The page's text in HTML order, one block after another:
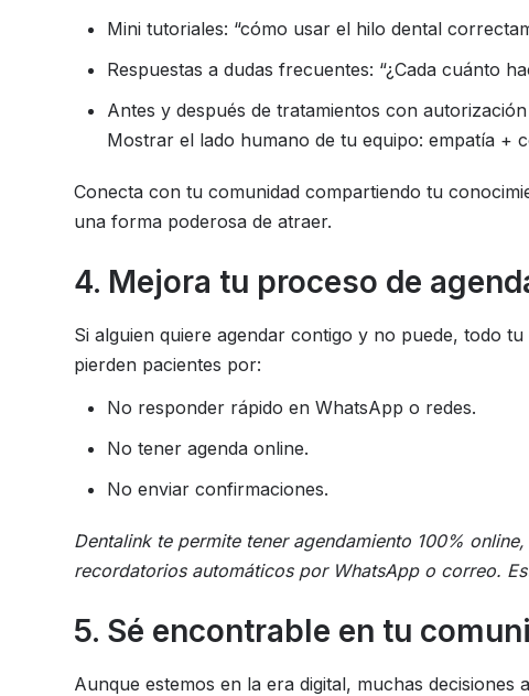
Mini tutoriales: “cómo usar el hilo dental
Respuestas a dudas frecuentes: “¿Cada cuánto
Antes y después de tratamientos con
Mostrar el lado humano de tu equipo: empatía +
Conecta con tu comunidad compartiendo tu
una forma poderosa de atraer.
4. Mejora tu proceso de
Si alguien quiere agendar contigo y no puede, todo
pierden pacientes por:
No responder rápido en WhatsApp o redes.
No tener agenda online.
No enviar confirmaciones.
Dentalink te permite tener agendamiento 100%
recordatorios automáticos por WhatsApp o correo.
5. Sé encontrable en tu
Aunque estemos en la era digital, muchas